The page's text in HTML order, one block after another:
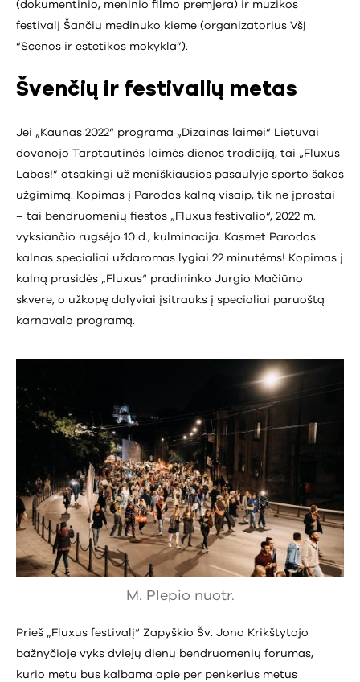
(dokumentinio, meninio filmo premjera) ir muzikos
festivalį Šančių medinuko kieme (organizatorius VšĮ
“Scenos ir estetikos mokykla”).
Švenčių ir festivalių metas
Jei „Kaunas 2022“ programa „Dizainas laimei“ Lietuvai
dovanojo Tarptautinės laimės dienos tradiciją, tai „Fluxus
Labas!” atsakingi už meniškiausios pasaulyje sporto šakos
užgimimą. Kopimas į Parodos kalną visaip, tik ne įprastai
– tai bendruomenių fiestos „Fluxus festivalio“, 2022 m.
vyksiančio rugsėjo 10 d., kulminacija. Kasmet Parodos
kalnas specialiai uždaromas lygiai 22 minutėms! Kopimas į
kalną prasidės „Fluxus“ pradininko Jurgio Mačiūno
skvere, o užkopę dalyviai įsitrauks į specialiai paruoštą
karnavalo programą.
M. Plepio nuotr.
Prieš „Fluxus festivalį“ Zapyškio Šv. Jono Krikštytojo
bažnyčioje vyks dviejų dienų bendruomenių forumas,
kurio metu bus kalbama apie per penkerius metus